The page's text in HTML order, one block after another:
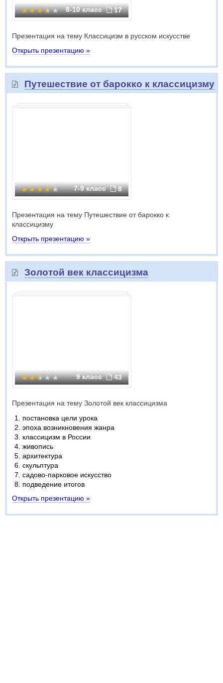
8-10 класс 17
Презентация на тему Классицизм в русском искусстве
Открыть презентацию »
Путешествие от барокко к классицизму
7-9 класс 8
Презентация на тему Путешествие от барокко к
классицизму
Открыть презентацию »
Золотой век классицизма
9 класс 43
Презентация на тему Золотой век классицизма
постановка цели урока
эпоха возникновения жанра
классицизм в России
живопись
архитектура
скульптура
садово-парковое искусство
подведение итогов
Открыть презентацию »